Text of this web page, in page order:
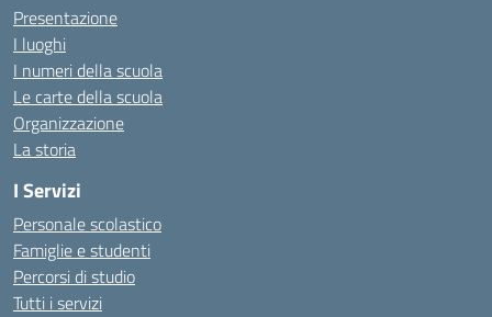
Presentazione
I luoghi
I numeri della scuola
Le carte della scuola
Organizzazione
La storia
I Servizi
Personale scolastico
Famiglie e studenti
Percorsi di studio
Tutti i servizi